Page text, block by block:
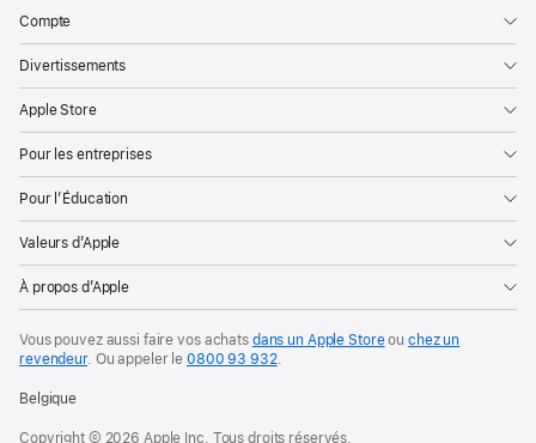
Compte
Divertissements
Apple Store
Pour les entreprises
Pour l’Éducation
Valeurs d’Apple
À propos d’Apple
Vous pouvez aussi faire vos achats dans un Apple Storeouchez un
revendeur. Ouappeler le0800 93 932.
Belgique
Copyright © 2026 Apple Inc. Tous droits réservés.